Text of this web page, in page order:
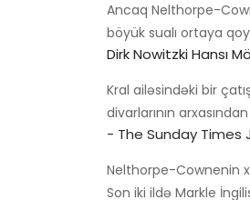
Ancaq Nelthorpe-
böyük sualı ortaya
Dirk Nowitzki Hansı
Kral ailəsindəki bir
divarlarının
- The Sunday Times
Nelthorpe-Cownenin
Son iki ildə Markle